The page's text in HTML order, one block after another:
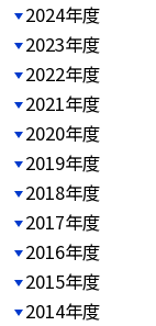
2024年度
2023年度
2022年度
2021年度
2020年度
2019年度
2018年度
2017年度
2016年度
2015年度
2014年度